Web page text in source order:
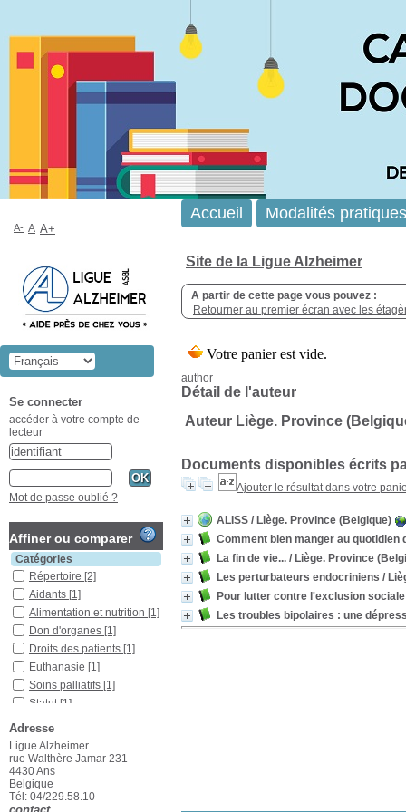
Site de la Ligue Alzheimer
A partir de cette page vous pouvez :
Retourner au premier écran avec les
author
Détail de l'auteur
Auteur Liège. Province
Documents disponibles écrits
Ajouter le résultat dans votre
ALISS / Liège. Province (Belgique)
Comment bien manger au quotidien
La fin de vie... / Liège. Province
Les perturbateurs endocriniens /
Pour lutter contre l'exclusion
Les troubles bipolaires : une
Accueil Modalités pratiques
A- A A+
Se connecter
accéder à votre compte de
lecteur
Mot de passe oublié ?
Affiner ou comparer
Catégories
Répertoire [2]
Aidants [1]
Alimentation et nutrition [1]
Don d'organes [1]
Droits des patients [1]
Euthanasie [1]
Soins palliatifs [1]
Statut [1]
médicamenteux
Trouble bipolaire
Localisation
Ans[1]
Liège
Adresse
Ligue Alzheimer
rue Walthère Jamar 231
4430 Ans
Belgique
Tél: 04/229.58.10